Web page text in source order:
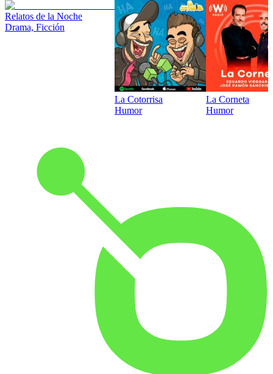
Relatos de la Noche
Drama, Ficción
La Cotorrisa
Humor
La Corneta
Humor